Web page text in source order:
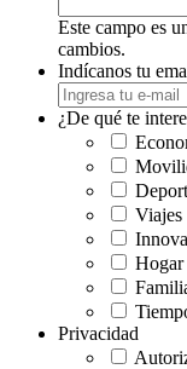
Este campo es
cambios.
Indícanos tu
¿De qué te
Viajes
Hogar
Privacidad